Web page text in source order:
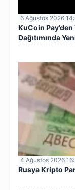
6 Ağustos 2026
KuCoin Pay’den
Dağıtımında
4 Ağustos 2026
Rusya Kripto